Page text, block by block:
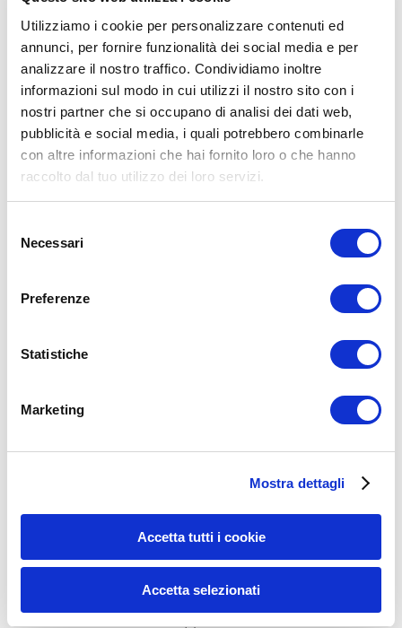
Utilizziamo i cookie per personalizzare contenuti ed
annunci, per fornire funzionalità dei social media e per
analizzare il nostro traffico. Condividiamo inoltre
informazioni sul modo in cui utilizzi il nostro sito con i
nostri partner che si occupano di analisi dei dati web,
pubblicità e social media, i quali potrebbero combinarle
con altre informazioni che hai fornito loro o che hanno
raccolto dal tuo utilizzo dei loro servizi.
delNecessari
Preferenze
Statistiche
Marketing
Mostra dettagli
Accetta tutti i cookie
Accetta selezionati
ALLENATI CON ME!
(1.800)
Allenamento aerobico(16)
Allenamento con il TRX(36)